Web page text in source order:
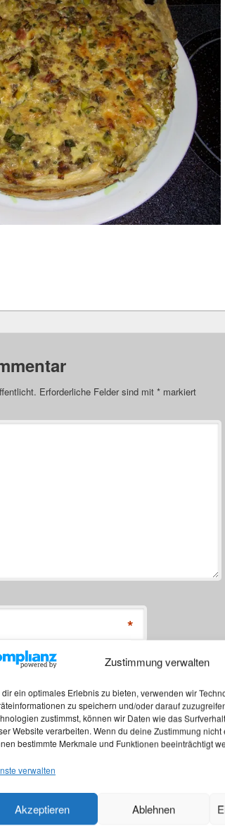
Zustimmung verwalten
dir ein optimales Erlebnis zu bieten, verwenden wir
zu speichern und/oder darauf
zustimmst, können wir Daten wie das
Website verarbeiten. Wenn du deine Zustimmung
bestimmte Merkmale und Funktionen beeinträchtigt
verwalten
Akzeptieren Ablehnen
Erforderliche Felder sind mit * markiert
*
diesem Browser für meinen nächsten Kommentar